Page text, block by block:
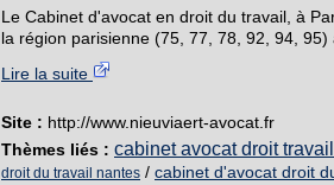
Le Cabinet d'avocat en droit du travail, à
la région parisienne (75, 77, 78, 92, 94, 95)
Lire la suite
Site : http://www.nieuviaert-avocat.fr
Thèmes liés : cabinet avocat droit
droit du travail nantes / cabinet d'avocat droit